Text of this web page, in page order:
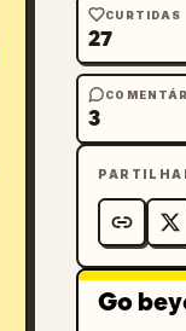
CURTIDAS
27
3
Go